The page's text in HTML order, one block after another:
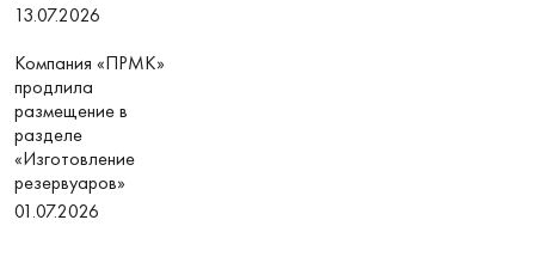
13.07.2026
Компания «ПРМК»
продлила
размещение в
разделе
«Изготовление
резервуаров»
01.07.2026